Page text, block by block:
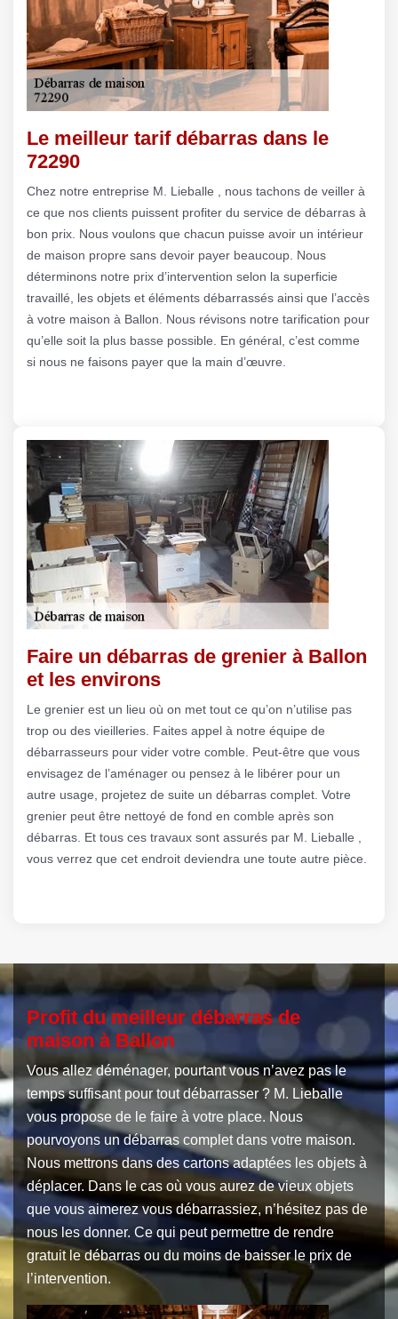
Le meilleur tarif débarras dans le
72290
Chez notre entreprise M. Lieballe , nous tachons de veiller à
ce que nos clients puissent profiter du service de débarras à
bon prix. Nous voulons que chacun puisse avoir un intérieur
de maison propre sans devoir payer beaucoup. Nous
déterminons notre prix d’intervention selon la superficie
travaillé, les objets et éléments débarrassés ainsi que l’accès
à votre maison à Ballon. Nous révisons notre tarification pour
qu’elle soit la plus basse possible. En général, c’est comme
si nous ne faisons payer que la main d’œuvre.
Faire un débarras de grenier à Ballon
et les environs
Le grenier est un lieu où on met tout ce qu’on n’utilise pas
trop ou des vieilleries. Faites appel à notre équipe de
débarrasseurs pour vider votre comble. Peut-être que vous
envisagez de l’aménager ou pensez à le libérer pour un
autre usage, projetez de suite un débarras complet. Votre
grenier peut être nettoyé de fond en comble après son
débarras. Et tous ces travaux sont assurés par M. Lieballe ,
vous verrez que cet endroit deviendra une toute autre pièce.
Profit du meilleur débarras de
maison à Ballon
Vous allez déménager, pourtant vous n’avez pas le
temps suffisant pour tout débarrasser ? M. Lieballe
vous propose de le faire à votre place. Nous
pourvoyons un débarras complet dans votre maison.
Nous mettrons dans des cartons adaptées les objets à
déplacer. Dans le cas où vous aurez de vieux objets
que vous aimerez vous débarrassiez, n’hésitez pas de
nous les donner. Ce qui peut permettre de rendre
gratuit le débarras ou du moins de baisser le prix de
l’intervention.